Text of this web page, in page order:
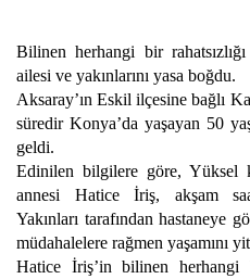
Bilinen herhangi bir
ailesi ve yakınlarını yasa boğdu.
Aksaray’ın Eskil ilçesine bağlı
süredir Konya’da yaşayan 50
geldi.
Edinilen bilgilere göre, Yüksel
annesi Hatice İriş, akşam
Yakınları tarafından hastaneye
müdahalelere rağmen yaşamını
Hatice İriş’in bilinen herhangi